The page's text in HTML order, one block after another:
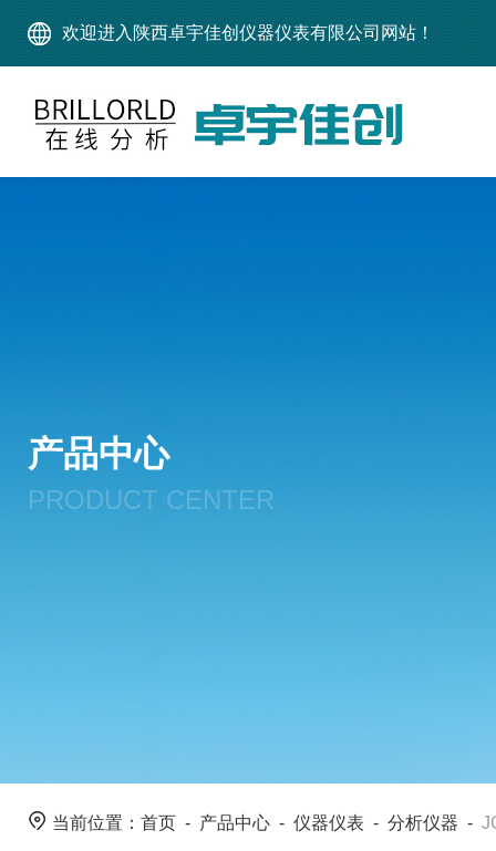
欢迎进入陕西卓宇佳创仪器仪表有限公司网站！
产品中心
PRODUCT CENTER
当前位置： 首页 - 产品中心 - 仪器仪表 - 分析仪器 -